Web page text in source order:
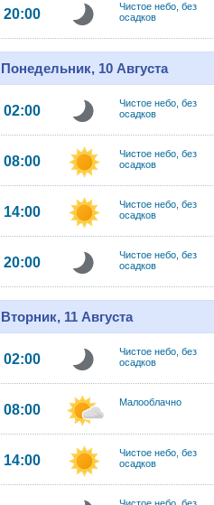
20:00
Чистое небо, без
осадков
Понедельник, 10 Августа
02:00
Чистое небо, без
осадков
08:00
Чистое небо, без
осадков
14:00
Чистое небо, без
осадков
20:00
Чистое небо, без
осадков
Вторник, 11 Августа
02:00
Чистое небо, без
осадков
08:00 Малооблачно
14:00
Чистое небо, без
осадков